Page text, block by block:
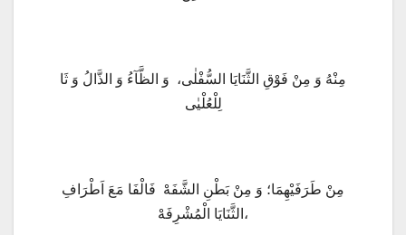
مِنْهُ وَ مِنْ فَوْقِ الثَّنَايَا السُّفْلٰى، وَ الظَّآءُ وَ الذَّالُ وَ ثَا
لِلْعُلْيٰى
مِنْ طَرَفَيْهِمَا؛ وَ مِنْ بَطْنِ الشَّفَهْ فَالْفَا مَعَ اَطْرَافِ
الثَّنَايَا الْمُشْرِفَهْ،